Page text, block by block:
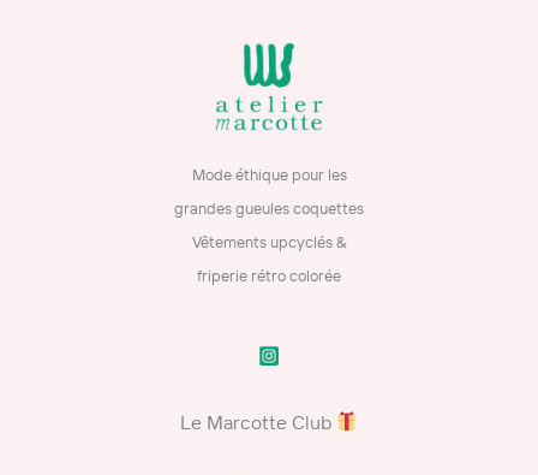
Mode éthique pour les
grandes gueules coquettes
Vêtements upcyclés &
friperie rétro colorée
Le Marcotte Club